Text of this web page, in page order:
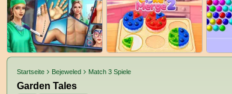
Startseite Bejeweled Match 3 Spiele
Garden Tales